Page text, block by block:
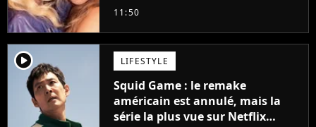
11:50
player2 LIFESTYLE
Squid Game : le remake
américain est annulé, mais la
série la plus vue sur Netflix